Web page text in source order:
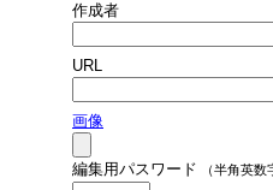
作成者
URL
画像
編集用パスワード （半角英数